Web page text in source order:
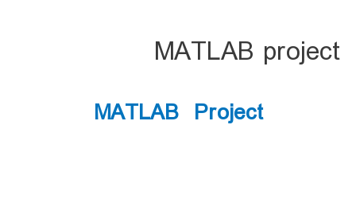
MATLAB project
MATLAB Project